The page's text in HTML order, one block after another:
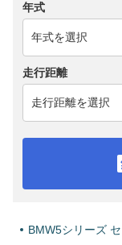
年式
走行距離
BMW5シリーズ